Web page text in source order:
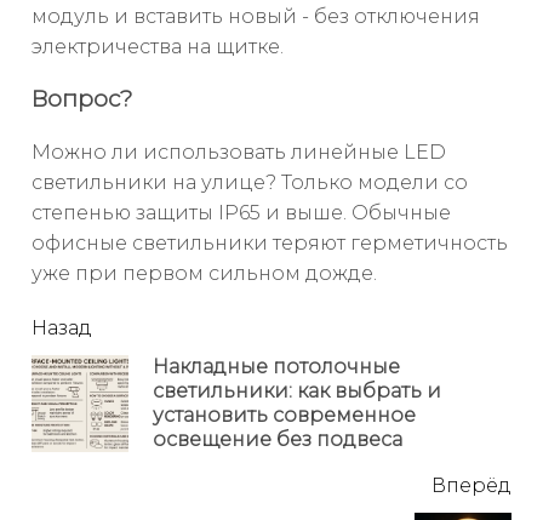
модуль и вставить новый - без отключения
электричества на щитке.
Вопрос?
Можно ли использовать линейные LED
светильники на улице? Только модели со
степенью защиты IP65 и выше. Обычные
офисные светильники теряют герметичность
уже при первом сильном дожде.
читать
еще
Назад
Накладные потолочные
светильники: как выбрать и
установить современное
освещение без подвеса
Вперёд